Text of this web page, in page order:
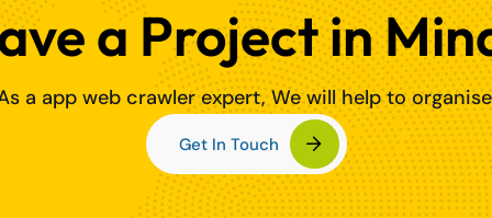
a Project in
a app web crawler expert, We will help to
Get In Touch